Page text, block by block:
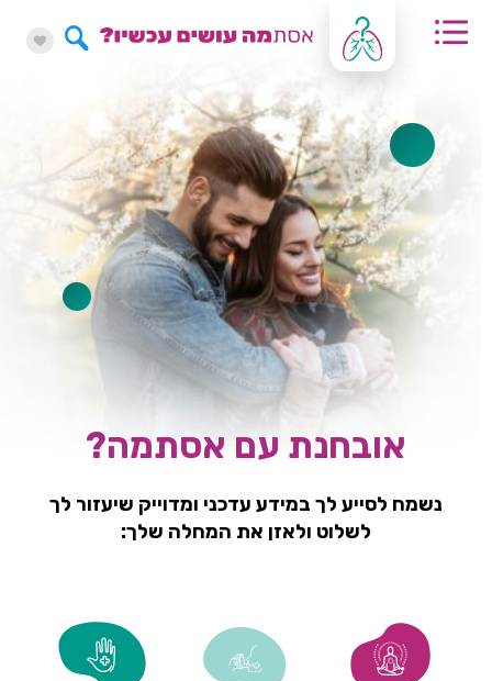
אובחנת עם אסתמה?
נשמח לסייע לך במידע עדכני ומדוייק שיעזור לך
לשלוט ולאזן את המחלה שלך: